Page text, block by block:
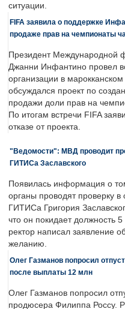
ситуации.
FIFA заявила о поддержке
продаже прав на чемпионаты
Президент Международной
Джанни Инфантино провел
организации в
обсуждался проект по
продажи доли прав на
По итогам встречи FIFA
отказе от проекта.
"Ведомости": МВД проводит
ГИТИСа Заславского
Появилась информация о
органы проводят проверку
ГИТИСа Григория
что он покидает должность
ректор написал заявление
желанию.
Олег Газманов попросил
после выплаты 12 млн
Олег Газманов попросил
продюсера Филиппа Россу.